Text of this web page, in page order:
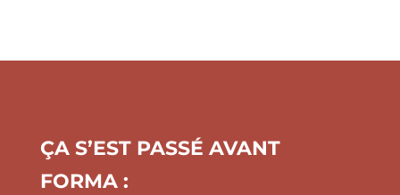
ÇA S’EST PASSÉ AVANT
FORMA :